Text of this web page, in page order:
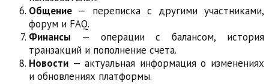
Общение — переписка с другими участниками,
форум и FAQ.
Финансы — операции с балансом, история
транзакций и пополнение счета.
Новости — актуальная информация о изменениях
и обновлениях платформы.